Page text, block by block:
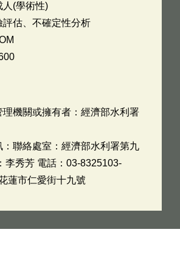
人(學術性)
評估、不確定性分析
理機關或擁有者：經濟部水利署
：聯絡處室：經濟部水利署第九
李秀芳 電話：03-8325103-
蓮市仁愛街十九號